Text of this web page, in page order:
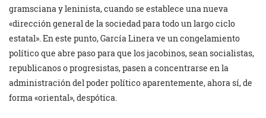
gramsciana y leninista, cuando se establece una nueva
«dirección general de la sociedad para todo un largo ciclo
estatal». En este punto, García Linera ve un congelamiento
político que abre paso para que los jacobinos, sean socialistas,
republicanos o progresistas, pasen a concentrarse en la
administración del poder político aparentemente, ahora sí, de
forma «oriental», despótica.